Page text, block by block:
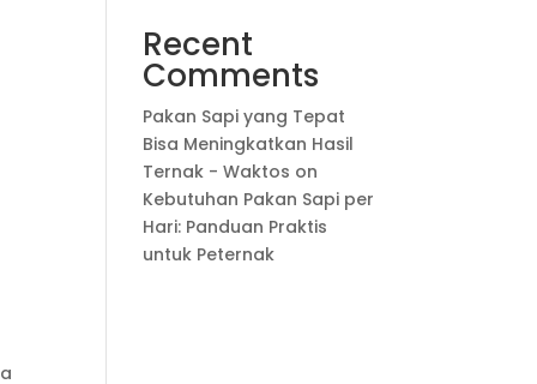
Recent
Comments
Pakan Sapi yang Tepat
Bisa Meningkatkan Hasil
Ternak - Waktos on
Kebutuhan Pakan Sapi per
Hari: Panduan Praktis
untuk Peternak